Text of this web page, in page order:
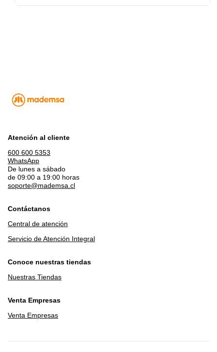
Atención al cliente
600 600 5353
WhatsApp
De lunes a sábado
de 09:00 a 19:00 horas
soporte@mademsa.cl
Contáctanos
Central de atención
Servicio de Atención Integral
Conoce nuestras tiendas
Nuestras Tiendas
Venta Empresas
Venta Empresas